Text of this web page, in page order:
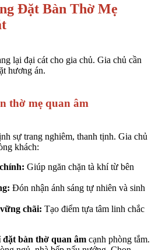
Đặt Bàn Thờ Mẹ
lại đại cát cho gia chủ. Gia chủ cần
hương án.
thờ mẹ quan âm
sự trang nghiêm, thanh tịnh. Gia chủ
khách:
Giúp ngăn chặn tà khí từ bên
Đón nhận ánh sáng tự nhiên và sinh
chãi: Tạo điểm tựa tâm linh chắc
bàn thờ quan âm cạnh phòng tắm.